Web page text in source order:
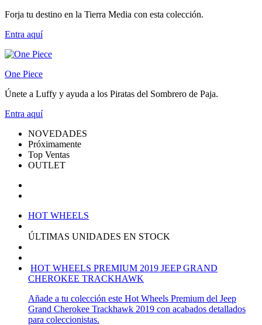
Forja tu destino en la Tierra Media con esta colección.
Entra aquí
One Piece
Únete a Luffy y ayuda a los Piratas del Sombrero de Paja.
Entra aquí
NOVEDADES
Próximamente
Top Ventas
OUTLET
HOT WHEELS
ÚLTIMAS UNIDADES EN STOCK
HOT WHEELS PREMIUM 2019 JEEP GRAND
CHEROKEE TRACKHAWK
Añade a tu colección este Hot Wheels Premium del Jeep
Grand Cherokee Trackhawk 2019 con acabados detallados
para coleccionistas.